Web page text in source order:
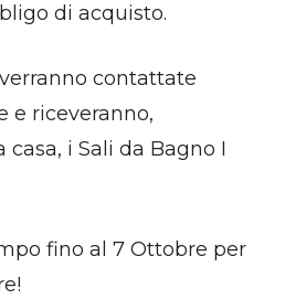
di acquisto.
contattate
e riceveranno,
i Sali da Bagno I
fino al 7 Ottobre per